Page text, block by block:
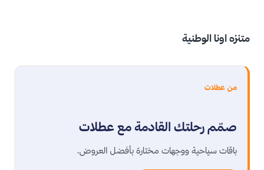
متنزه اونا الوطنية
من عطلات
صمّم رحلتك القادمة مع عطلات
باقات سياحية ووجهات مختارة بأفضل العروض.